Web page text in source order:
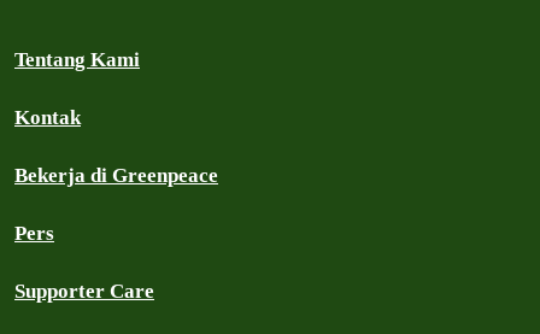
Tentang Kami
Kontak
Bekerja di Greenpeace
Pers
Supporter Care